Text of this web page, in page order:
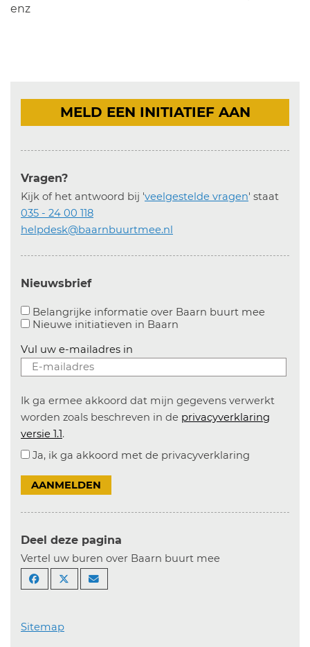
enz
MELD EEN INITIATIEF AAN
Vragen?
Kijk of het antwoord bij 'veelgestelde vragen' staat
035 - 24 00 118
helpdesk@baarnbuurtmee.nl
Nieuwsbrief
Belangrijke informatie over Baarn buurt mee
Nieuwe initiatieven in Baarn
Vul uw e-mailadres in
Ik ga ermee akkoord dat mijn gegevens verwerkt
worden zoals beschreven in de privacyverklaring
versie 1.1.
Ja, ik ga akkoord met de privacyverklaring
AANMELDEN
Deel deze pagina
Vertel uw buren over Baarn buurt mee
Sitemap